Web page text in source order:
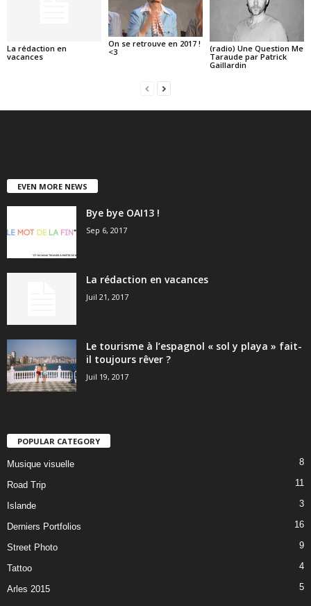
La rédaction en
vacances
On se retrouve en 2017 !
<3
(radio) Une Question Me
Taraude par Patrick
Gaillardin
EVEN MORE NEWS
Bye bye OAI13 !
Sep 6, 2017
La rédaction en vacances
Juil 21, 2017
Le tourisme à l’espagnol « sol y playa » fait-
il toujours rêver ?
Juil 19, 2017
POPULAR CATEGORY
Musique visuelle 8
Road Trip 11
Islande 3
Derniers Portfolios 16
Street Photo 9
Tattoo 4
Arles 2015 5